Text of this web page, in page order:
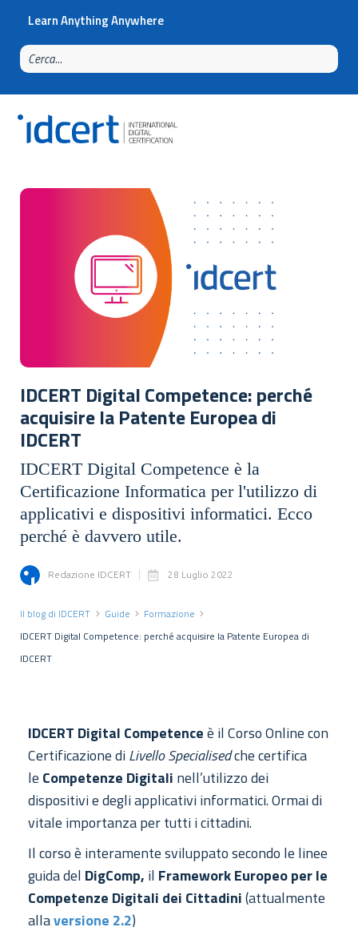
Learn Anything Anywhere
IDCERT Digital Competence: perché
acquisire la Patente Europea di
IDCERT
IDCERT Digital Competence è la
Certificazione Informatica per l'utilizzo di
applicativi e dispositivi informatici. Ecco
perché è davvero utile.
Redazione IDCERT 28 Luglio 2022
Il blog di IDCERT Guide
Formazione
IDCERT Digital Competence: perché acquisire la Patente Europea di
IDCERT
IDCERT Digital Competenceè il Corso Online con
Certificazione diLivello Specialisedche certifica
le Competenze Digitali nell’utilizzo dei
dispositivi e degli applicativi informatici. Ormai di
vitale importanza per tutti i cittadini.
Il corso è interamente sviluppato secondo le linee
guida del DigComp, il Framework Europeo per le
Competenze Digitali dei Cittadini(attualmente
allaversione 2.2)